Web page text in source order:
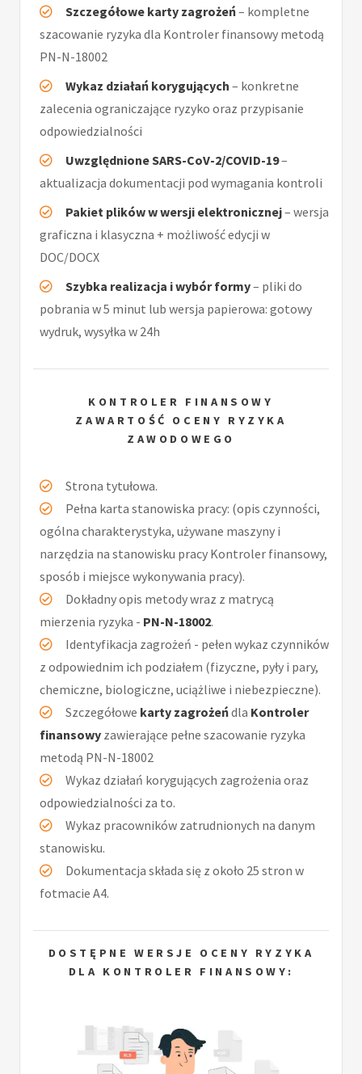
Szczegółowe karty zagrożeń– kompletne
szacowanie ryzyka dla Kontroler finansowy metodą
PN-N-18002
Wykaz działań korygujących – konkretne
zalecenia ograniczające ryzyko oraz przypisanie
odpowiedzialności
Uwzględnione SARS-CoV-2/COVID-19–
aktualizacja dokumentacji pod wymagania kontroli
Pakiet plików w wersji elektronicznej– wersja
graficzna i klasyczna + możliwość edycji w
DOC/DOCX
Szybka realizacja i wybór formy– pliki do
pobrania w 5 minut lub wersja papierowa: gotowy
wydruk, wysyłka w 24h
KONTROLER FINANSOWY
ZAWARTOŚĆ OCENY RYZYKA
ZAWODOWEGO
Strona tytułowa.
Pełna karta stanowiska pracy: (opis czynności,
ogólna charakterystyka, używane maszyny i
narzędzia na stanowisku pracy Kontroler finansowy,
sposób i miejsce wykonywania pracy).
Dokładny opis metody wraz z matrycą
mierzenia ryzyka - PN-N-18002.
Identyfikacja zagrożeń - pełen wykaz czynników
z odpowiednim ich podziałem (fizyczne, pyły i pary,
chemiczne, biologiczne, uciążliwe i niebezpieczne).
Szczegółowe karty zagrożeńdla Kontroler
finansowy zawierające pełne szacowanie ryzyka
metodą PN-N-18002
Wykaz działań korygujących zagrożenia oraz
odpowiedzialności za to.
Wykaz pracowników zatrudnionych na danym
stanowisku.
Dokumentacja składa się z około 25 stron w
fotmacie A4.
DOSTĘPNE WERSJE OCENY RYZYKA
DLA KONTROLER FINANSOWY: